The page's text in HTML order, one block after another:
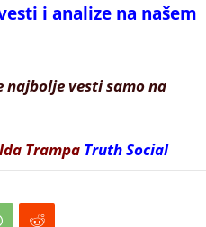
i analize na našem
najbolje vesti samo na
Trampa Truth Social